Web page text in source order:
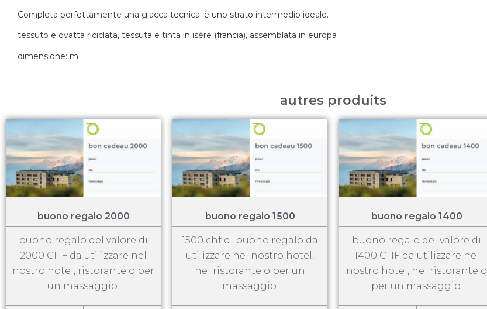
Completa perfettamente una giacca tecnica: è uno strato intermedio ideale.
tessuto e ovatta riciclata, tessuta e tinta in isère (francia), assemblata in europa
dimensione: m
autres produits
buono regalo 2000
buono regalo del valore di
2000 CHF da utilizzare nel
nostro hotel, ristorante o per
un massaggio.
buono regalo 1500
1500 chf di buono regalo da
utilizzare nel nostro hotel,
nel ristorante o per un
massaggio.
buono regalo 1400
buono regalo del valore di
1400 CHF da utilizzare nel
nostro hotel, nel ristorante o
per un massaggio.